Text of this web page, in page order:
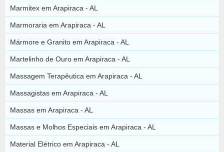
Marmitex em Arapiraca - AL
Marmoraria em Arapiraca - AL
Mármore e Granito em Arapiraca - AL
Martelinho de Ouro em Arapiraca - AL
Massagem Terapêutica em Arapiraca - AL
Massagistas em Arapiraca - AL
Massas em Arapiraca - AL
Massas e Molhos Especiais em Arapiraca - AL
Material Elétrico em Arapiraca - AL